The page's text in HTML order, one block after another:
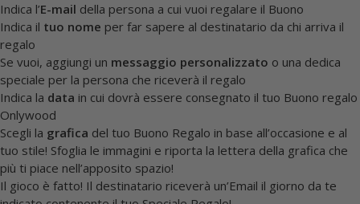
Indica l’E-mail della persona a cui vuoi regalare il Buono
Indica il tuo nome per far sapere al destinatario da chi arriva il
regalo
Se vuoi, aggiungi un messaggio personalizzato o una dedica
speciale per la persona che riceverà il regalo
Indica la data in cui dovrà essere consegnato il tuo Buono regalo
Onlywood
Scegli la grafica del tuo Buono Regalo in base all’occasione e al
tuo stile! Sfoglia le immagini e riporta la lettera della grafica che
più ti piace nell’apposito spazio!
Il gioco è fatto! Il destinatario riceverà un’Email il giorno da te